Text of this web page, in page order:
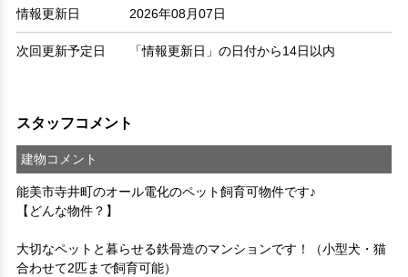
情報更新日 2026年08月07日
次回更新予定日 「情報更新日」の日付から14日以内
スタッフコメント
建物コメント
能美市寺井町のオール電化のペット飼育可物件です♪
【どんな物件？】
大切なペットと暮らせる鉄骨造のマンションです！（小型犬・猫
合わせて2匹まで飼育可能）